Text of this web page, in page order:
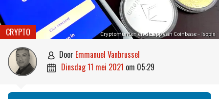
Cryptomunten en de app van Coinbase – Isopix
CRYPTO
 door Emmanuel Vanbrussel
 dinsdag 11 mei 2021 om 05:29